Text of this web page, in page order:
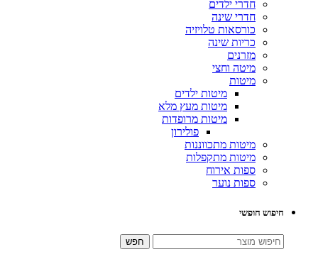
חדרי ילדים
חדרי שינה
כורסאות טלויזיה
כריות שינה
מזרנים
מיטה וחצי
מיטות
מיטות ילדים
מיטות מעץ מלא
מיטות מרופדות
פולירון
מיטות מתכווננות
מיטות מתקפלות
ספות אירוח
ספות נוער
חיפוש חופשי